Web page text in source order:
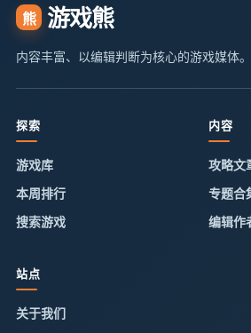
熊 游戏熊
内容丰富、以编辑判断为核心的游戏媒体。
探索
游戏库
本周排行
搜索游戏
内容
攻略文
专题合
编辑作
站点
关于我们